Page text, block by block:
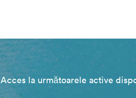
Acces la următoarele active